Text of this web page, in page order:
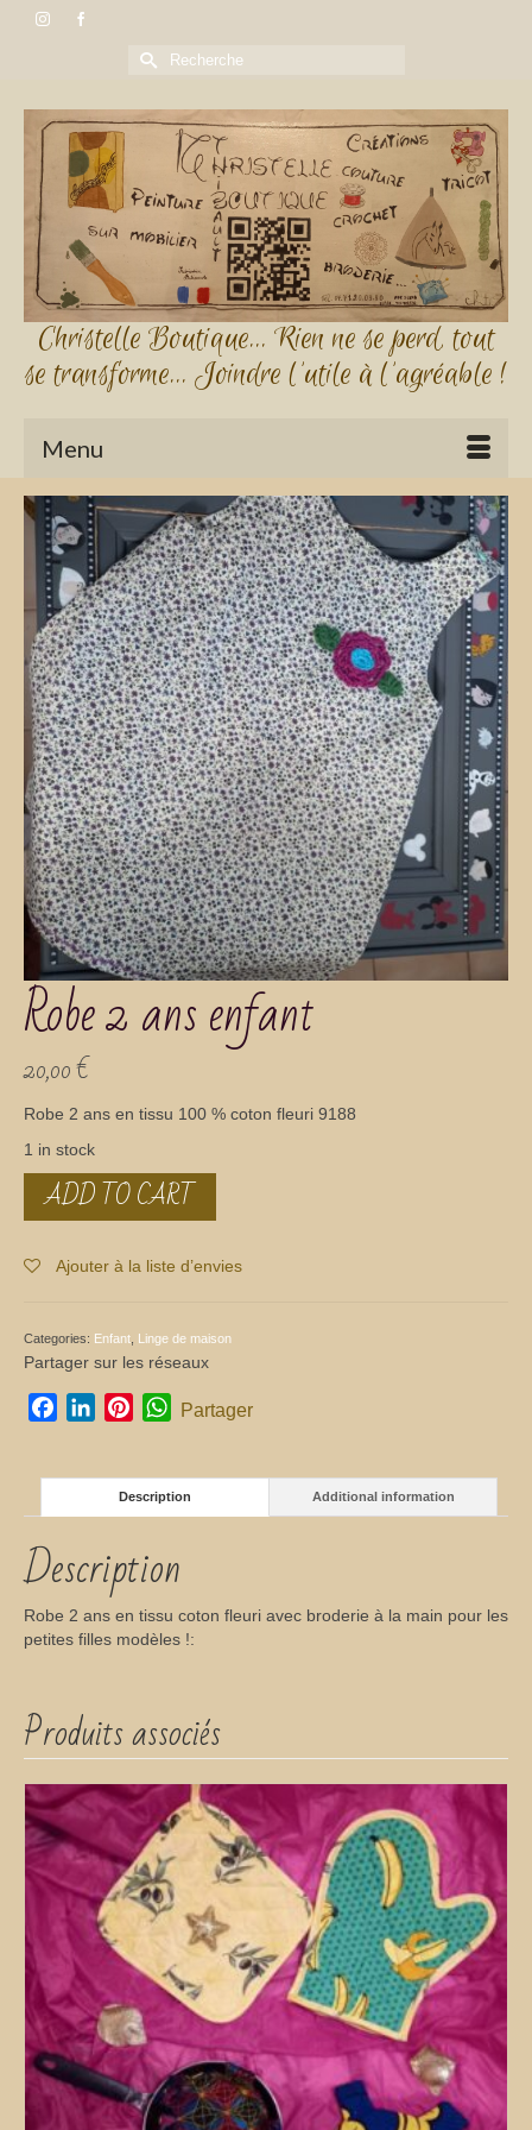
Rechercher :
Christelle Boutique... Rien ne se perd, tout
se transforme... Joindre l'utile à l'agréable !
Menu
Robe 2 ans enfant
20,00€
Robe 2 ans en tissu 100 % coton fleuri 9188
1 in stock
Robe
enfant
quantity
ADD TO CART
Ajouter à la liste d’envies
Categories: Enfant Linge de maison
Partager sur les réseaux
FacebookLinkedInPinterestWhatsApp
Partager
Description Additional information
Description
Robe 2 ans en tissu coton fleuri avec broderie à la main pour les
petites filles modèles !:
Produits associés